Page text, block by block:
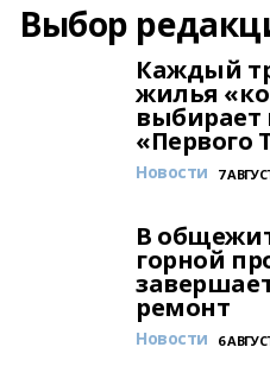
Выбор
Каждый
жилья
выбирает
«Первого
Новости 7
В
горной
ремонт
Новости 6